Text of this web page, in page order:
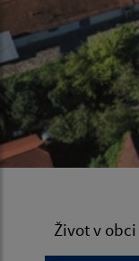
Život v obci